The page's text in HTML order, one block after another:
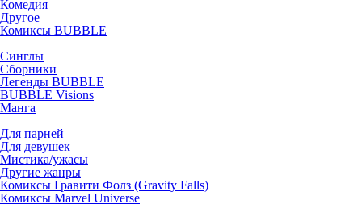
Комедия
Другое
Комиксы BUBBLE
Синглы
Сборники
Легенды BUBBLE
BUBBLE Visions
Манга
Для парней
Для девушек
Мистика/ужасы
Другие жанры
Комиксы Гравити Фолз (Gravity Falls)
Комиксы Marvel Universe